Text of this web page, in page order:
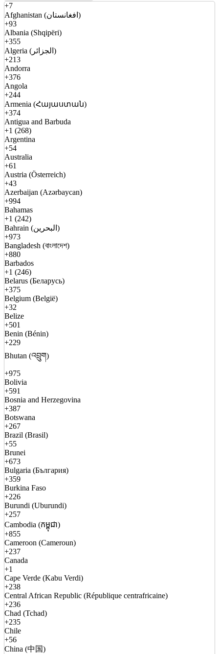
+7
Afghanistan (افغانستان)
+93
Albania (Shqipëri)
+355
Algeria (الجزائر)
+213
Andorra
+376
Angola
+244
Armenia (Հայաստան)
+374
Antigua and Barbuda
+1 (268)
Argentina
+54
Australia
+61
Austria (Österreich)
+43
Azerbaijan (Azərbaycan)
+994
Bahamas
+1 (242)
Bahrain (البحرين)
+973
Bangladesh (বাংলাদেশ)
+880
Barbados
+1 (246)
Belarus (Беларусь)
+375
Belgium (België)
+32
Belize
+501
Benin (Bénin)
+229
Bhutan (འབྲུག)
+975
Bolivia
+591
Bosnia and Herzegovina
+387
Botswana
+267
Brazil (Brasil)
+55
Brunei
+673
Bulgaria (България)
+359
Burkina Faso
+226
Burundi (Uburundi)
+257
Cambodia (កម្ពុជា)
+855
Cameroon (Cameroun)
+237
Canada
+1
Cape Verde (Kabu Verdi)
+238
Central African Republic (République centrafricaine)
+236
Chad (Tchad)
+235
Chile
+56
China (中国)